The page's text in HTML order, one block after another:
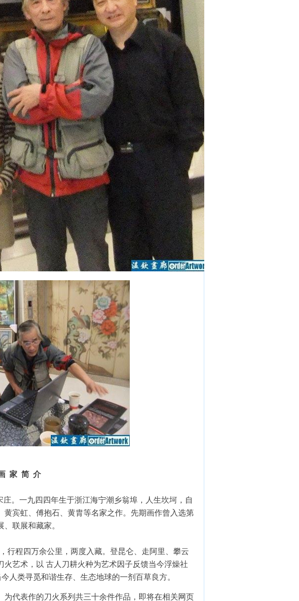
家 简 介
庄。一九四四年生于浙江海宁潮乡翁埠，人生坎坷，自
宾虹、傅抱石、黄胄等名家之作。先期画作曾入选第
联展和藏家。
行程四万余公里，两度入藏。登昆仑、走阿里、攀云
艺术，以 古人刀耕火种为艺术因子反馈当今浮燥社
人类寻觅和谐生存、生态地球的一剂百草良方。
为代表作的刀火系列共三十余件作品，即将在相关网页